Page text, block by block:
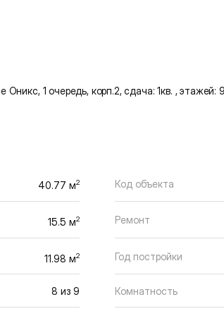
1 очередь, корп.2, сдача: 1кв. , этажей:
40.77 м2 Код объекта
15.5 м2 Ремонт
11.98 м2 Год постройки
8 из 9 Комнатность